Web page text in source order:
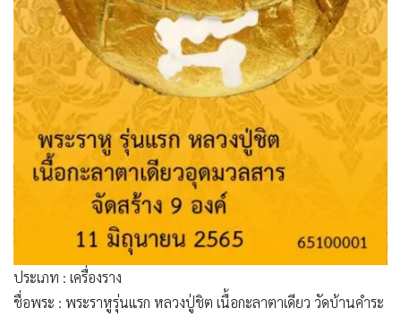
ประเภท : เครื่องราง
ชื่อพระ : พระราหูรุ่นแรก หลวงปู่ชิต เนื้อกะลาตาเดียว วัดบ้านคำระ